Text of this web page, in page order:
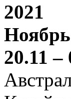
2021
Ноябрь
20.11 –